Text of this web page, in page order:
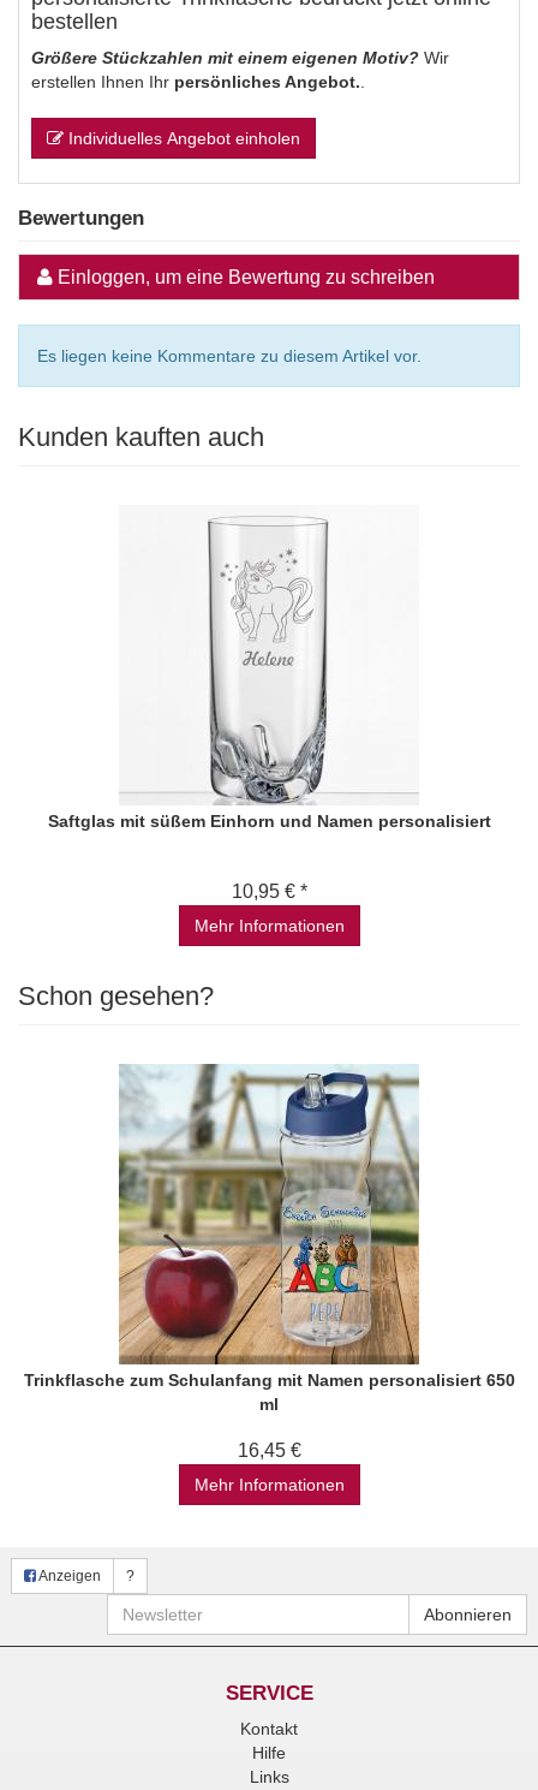
bestellen
Größere Stückzahlen mit einem eigenen Motiv? Wir
erstellen Ihnen Ihr persönliches Angebot.
Individuelles Angebot einholen
Bewertungen
Einloggen, um eine Bewertung zu schreiben
Es liegen keine Kommentare zu diesem Artikel vor.
Kunden kauften auch
Saftglas mit süßem Einhorn und Namen personalisiert
10,95 € *
Mehr Informationen
Schon gesehen?
Trinkflasche zum Schulanfang mit Namen personalisiert 650
ml
16,45 €
Mehr Informationen
Anzeigen ?
Newsletter Abonnieren
SERVICE
Kontakt
Hilfe
Links